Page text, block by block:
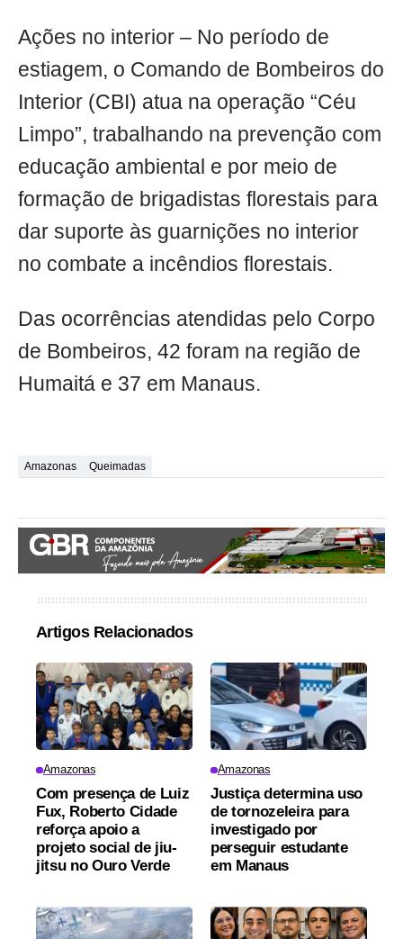
Ações no interior – No período de
estiagem, o Comando de Bombeiros do
Interior (CBI) atua na operação “Céu
Limpo”, trabalhando na prevenção com
educação ambiental e por meio de
formação de brigadistas florestais para
dar suporte às guarnições no interior
no combate a incêndios florestais.
Das ocorrências atendidas pelo Corpo
de Bombeiros, 42 foram na região de
Humaitá e 37 em Manaus.
Amazonas Queimadas
Artigos Relacionados
Amazonas
Com presença de Luiz
Fux, Roberto Cidade
reforça apoio a
projeto social de jiu-
jitsu no Ouro Verde
Amazonas
Justiça determina uso
de tornozeleira para
investigado por
perseguir estudante
em Manaus